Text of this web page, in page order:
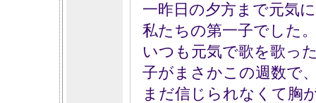
一昨日の夕方まで元気
私たちの第一子でした
いつも元気で歌を歌っ
子がまさかこの週数で
まだ信じられなくて胸